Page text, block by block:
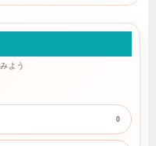
よう
0